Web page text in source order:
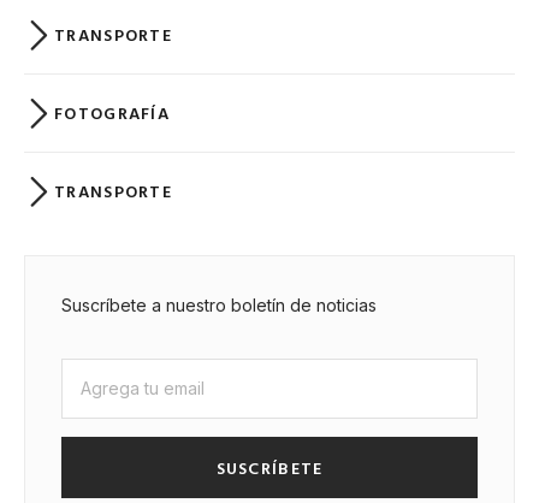
TRANSPORTE
FOTOGRAFÍA
TRANSPORTE
Suscríbete a nuestro boletín de noticias
SUSCRÍBETE